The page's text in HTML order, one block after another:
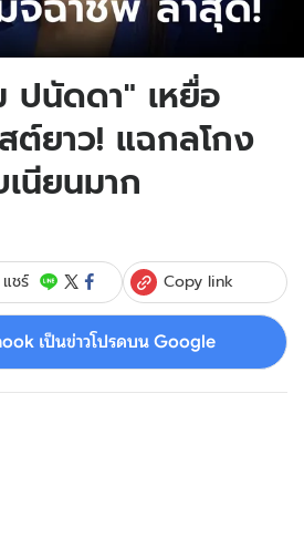
ปนัดดา" เหยื่อ
ต์ยาว! แฉกลโกง
นียนมาก
แชร์ Copy link
เป็นข่าวโปรดบน Google